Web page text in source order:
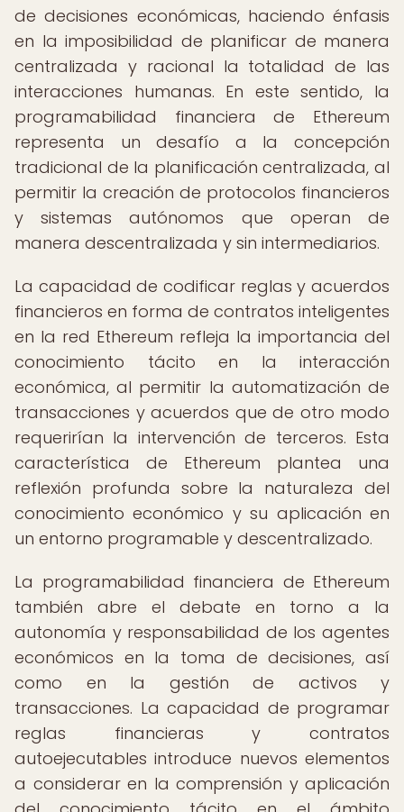
de decisiones económicas, haciendo énfasis
en la imposibilidad de planificar de manera
centralizada y racional la totalidad de las
interacciones humanas. En este sentido, la
programabilidad financiera de Ethereum
representa un desafío a la concepción
tradicional de la planificación centralizada, al
permitir la creación de protocolos financieros
y sistemas autónomos que operan de
manera descentralizada y sin intermediarios.
La capacidad de codificar reglas y acuerdos
financieros en forma de contratos inteligentes
en la red Ethereum refleja la importancia del
conocimiento tácito en la interacción
económica, al permitir la automatización de
transacciones y acuerdos que de otro modo
requerirían la intervención de terceros. Esta
característica de Ethereum plantea una
reflexión profunda sobre la naturaleza del
conocimiento económico y su aplicación en
un entorno programable y descentralizado.
La programabilidad financiera de Ethereum
también abre el debate en torno a la
autonomía y responsabilidad de los agentes
económicos en la toma de decisiones, así
como en la gestión de activos y
transacciones. La capacidad de programar
reglas financieras y contratos
autoejecutables introduce nuevos elementos
a considerar en la comprensión y aplicación